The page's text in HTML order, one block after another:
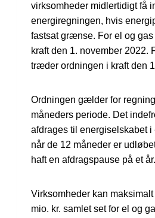
virksomheder midlertidigt få
energiregningen, hvis
fastsat grænse. For el og
kraft den 1. november 2022.
træder ordningen i kraft den
Ordningen gælder for
måneders periode. Det
afdrages til energiselskabet i
når de 12 måneder er
haft en afdragspause på et år.
Virksomheder kan
mio. kr. samlet set for el og